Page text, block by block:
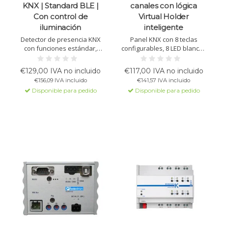
KNX | Standard BLE |
Con control de
iluminación
Detector de presencia KNX
con funciones estándar,
control de iluminación y
interacción inteligente
mediante dispositivos
móviles. Ideal para detección
€129,00 IVA no incluido
€156,09 IVA incluido
Disponible para pedido
canales con lógica
Virtual Holder
inteligente
Panel KNX con 8 teclas
configurables, 8 LED blancas
y 1 LED RGB. Con 3 entradas,
16 bloques lógicos y Virtual
Holder Logic para una
detección precisa de
€117,00 IVA no incluido
€141,57 IVA incluido
Disponible para pedido